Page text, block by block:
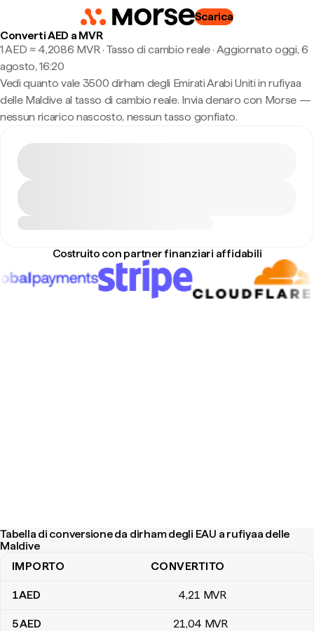
Scarica
Converti AED a MVR
1 AED ≈ 4,2086 MVR · Tasso di cambio reale· Aggiornato oggi, 6
agosto, 16:20
Vedi quanto vale 3500 dirham degli Emirati Arabi Uniti in rufiyaa
delle Maldive al tasso di cambio reale. Invia denaro con Morse —
nessun ricarico nascosto, nessun tasso gonfiato.
Costruito con partner finanziari affidabili
Tabella di conversione da dirham degli EAU a rufiyaa delle
Maldive
Tabella di conversione da dirham degli EAU a rufiyaa delle Maldive
IMPORTO CONVERTITO
1AED 4,21 MVR
5AED 21,04 MVR